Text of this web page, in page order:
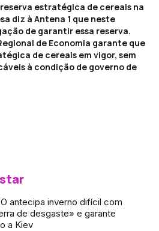
estratégica de cereais na
diz à Antena 1 que neste
de garantir essa reserva.
de Economia garante que
de cereais em vigor, sem
à condição de governo de
antecipa inverno difícil com
de desgaste» e garante
a Kiev